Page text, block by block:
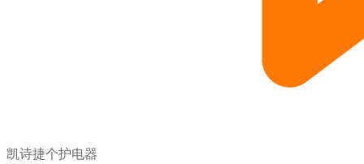
凯诗捷个护电器